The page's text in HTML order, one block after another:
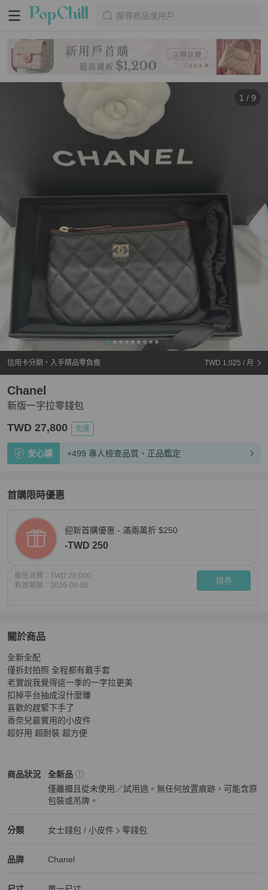
搜尋商品或用戶
1 / 9
信用卡分期・入手精品零負擔 TWD 1,025 / 月
新版一字拉零錢包
Chanel
TWD 27,800 免運
安心購 +499 專人檢查品質、正品鑑定
首購限時優惠
迎新首購優惠 - 滿兩萬折 $250
-TWD 250
最低消費： TWD 20,000
有效期限： 2026-09-06 領券
關於商品
關於新版一字拉零錢包
全新全配
僅拆封拍照 全程都有戴手套
老實說我覺得這一季的一字拉更美
扣掉平台抽成沒什麼賺
喜歡的趕緊下手了
香奈兒最實用的小皮件
超好用 超耐裝 超方便
商品狀況
Chanel女士錢包 / 小皮件
全新品
僅離櫃且從未使用／試用過。無任何放置痕跡，可能含原
包裝或吊牌。
分類
Chanel 女士錢包 / 小皮件分類資訊
女士錢包 / 小皮件
零錢包
品牌
Chanel 精品女士錢包 / 小皮件
Chanel
Chanel 推薦清單